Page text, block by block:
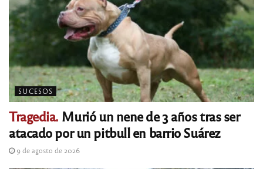
SUCESOS
Tragedia. Murió un nene de 3 años tras ser
atacado por un pitbull en barrio Suárez
9 de agosto de 2026